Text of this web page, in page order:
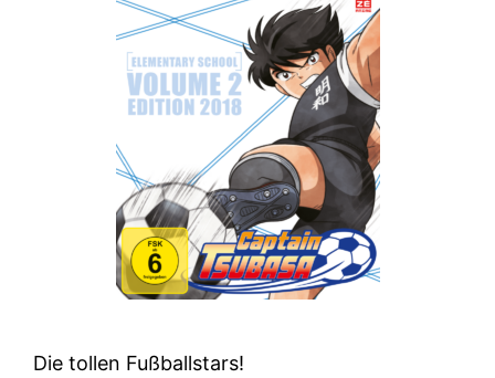
Die tollen Fußballstars!